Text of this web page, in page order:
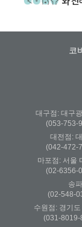
코
대구점: 대구
(053-753-
대전점:
(042-472-
마포점: 서울
(02-6356-
송
(02-548-
수원점: 경기
(031-8019-